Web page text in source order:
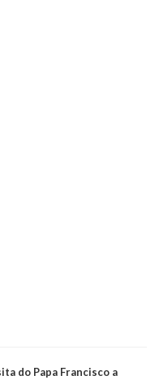
do Papa Francisco a